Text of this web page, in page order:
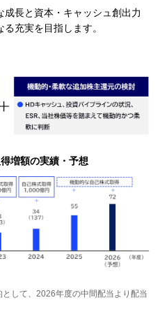
長と資本・キャッシュ創出力
充実を目指します。
増額の実績・予想
して、2026年度の中間配当より配当